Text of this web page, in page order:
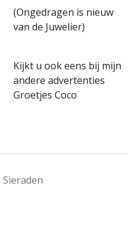
(Ongedragen is nieuw
van de Juwelier)
Kijkt u ook eens bij mijn
andere advertenties
Groetjes Coco